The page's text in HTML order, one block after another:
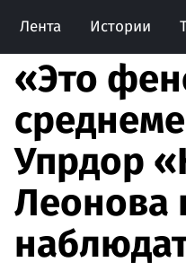
Лента Истории
«Это
Упрдор
Леонова